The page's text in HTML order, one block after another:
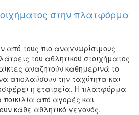
στην πλατφόρμα
από τους πιο αναγνωρίσιμους
του αθλητικού στοιχήματος
αναζητούν καθημερινά το
απολαύσουν την ταχύτητα και
η εταιρεία. Η πλατφόρμα
από αγορές και
κάθε αθλητικό γεγονός.